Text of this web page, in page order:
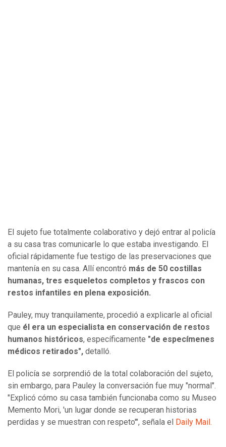
El sujeto fue totalmente colaborativo y dejó entrar al policía
a su casa tras comunicarle lo que estaba investigando. El
oficial rápidamente fue testigo de las preservaciones que
mantenía en su casa. Allí encontró más de 50 costillas
humanas, tres esqueletos completos y frascos con
restos infantiles en plena exposición.
Pauley, muy tranquilamente, procedió a explicarle al oficial
que él era un especialista en conservación de restos
humanos históricos, específicamente "de especímenes
médicos retirados", detalló.
El policía se sorprendió de la total colaboración del sujeto,
sin embargo, para Pauley la conversación fue muy "normal".
"Explicó cómo su casa también funcionaba como su Museo
Memento Mori, 'un lugar donde se recuperan historias
perdidas y se muestran con respeto'", señala el
Daily Mail.